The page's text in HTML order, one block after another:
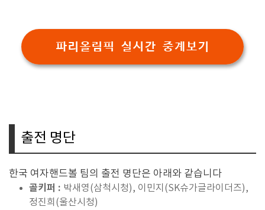
파리올림픽 실시간 중계보기
출전 명단
한국 여자핸드볼 팀의 출전 명단은 아래와 같습니다
골키퍼 : 박새영(삼척시청), 이민지(SK슈가글라이더즈),
정진희(울산시청)